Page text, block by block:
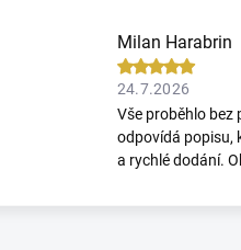
Milan Harabrin
24.7.2026
Vše proběhlo bez
odpovídá popisu,
a rychlé dodání.